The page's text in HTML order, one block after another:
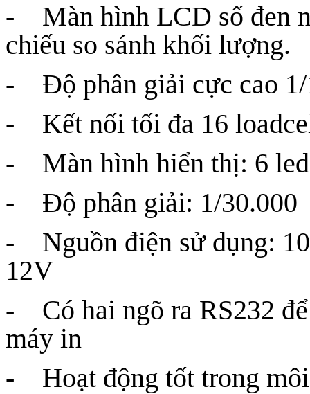
- Màn hình LCD số đen
chiếu so sánh khối lượng.
- Độ phân giải cực cao 1/
- Kết nối tối đa 16
- Màn hình hiển thị: 6 led
- Độ phân giải: 1/30.000
- Nguồn điện sử dụng:
12V
- Có hai ngõ ra RS232
máy in
- Hoạt động tốt trong